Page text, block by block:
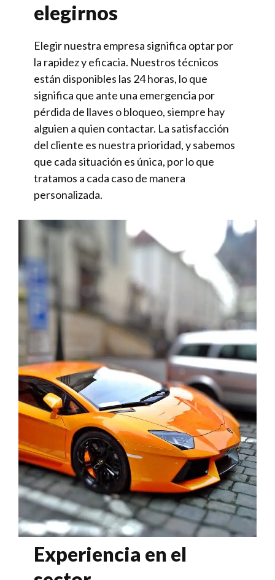
elegirnos
Elegir nuestra empresa significa optar por
la rapidez y eficacia. Nuestros técnicos
están disponibles las 24 horas, lo que
significa que ante una emergencia por
pérdida de llaves o bloqueo, siempre hay
alguien a quien contactar. La satisfacción
del cliente es nuestra prioridad, y sabemos
que cada situación es única, por lo que
tratamos a cada caso de manera
personalizada.
Experiencia en el